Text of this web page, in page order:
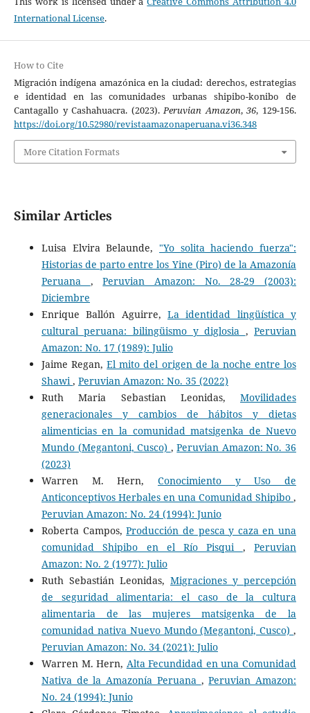
International License.
How to Cite
Migración indígena amazónica en la ciudad: derechos, estrategias
e identidad en las comunidades urbanas shipibo-konibo de
Cantagallo y Cashahuacra. (2023). Peruvian Amazon,36, 129-156.
https://doi.org/10.52980/revistaamazonaperuana.vi36.348
More Citation Formats
Similar Articles
Luisa Elvira Belaunde, "Yo solita haciendo fuerza":
Historias de parto entre los Yine (Piro) de la Amazonía
Peruana ,Peruvian Amazon: No. 28-29 (2003):
Diciembre
Enrique Ballón Aguirre, La identidad lingüística y
cultural peruana: bilingüismo y diglosia ,Peruvian
Amazon: No. 17 (1989): Julio
Jaime Regan,El mito del origen de la noche entre los
Shawi, Peruvian Amazon: No. 35 (2022)
Ruth Maria Sebastian Leonidas,Movilidades
generacionales y cambios de hábitos y dietas
alimenticias en la comunidad matsigenka de Nuevo
Mundo (Megantoni, Cusco) ,Peruvian Amazon: No. 36
(2023)
Warren M. Hern, Conocimiento y Uso de
Anticonceptivos Herbales en una Comunidad Shipibo,
Peruvian Amazon: No. 24 (1994): Junio
Roberta Campos,Producción de pesca y caza en una
comunidad Shipibo en el Río Pisqui ,Peruvian
Amazon: No. 2 (1977): Julio
Ruth Sebastián Leonidas,Migraciones y percepción
de seguridad alimentaria: el caso de la cultura
alimentaria de las mujeres matsigenka de la
comunidad nativa Nuevo Mundo (Megantoni, Cusco),
Peruvian Amazon: No. 34 (2021): Julio
Warren M. Hern, Alta Fecundidad en una Comunidad
Nativa de la Amazonía Peruana ,Peruvian Amazon:
No. 24 (1994): Junio